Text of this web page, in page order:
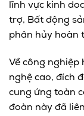
lĩnh vực kinh
trợ, Bất động
phân hủy hoàn
Về công
nghệ cao, đích
cung ứng toàn
đoàn này đã